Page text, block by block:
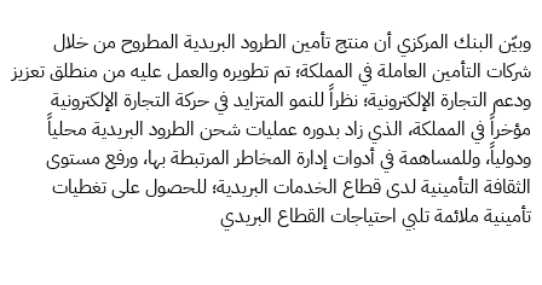
وبيّن البنك المركزي أن منتج تأمين الطرود البريدية المطروح من خلال
شركات التأمين العاملة في المملكة؛ تم تطويره والعمل عليه من منطلق تعزيز
ودعم التجارة الإلكترونية؛ نظراً للنمو المتزايد في حركة التجارة الإلكترونية
مؤخراً في المملكة، الذي زاد بدوره عمليات شحن الطرود البريدية محلياً
ودولياً، وللمساهمة في أدوات إدارة المخاطر المرتبطة بها، ورفع مستوى
الثقافة التأمينية لدى قطاع الخدمات البريدية؛ للحصول على تغطيات
تأمينية ملائمة تلبي احتياجات القطاع البريدي